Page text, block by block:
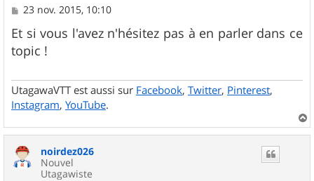
M
s
s
a
23 nov. 2015, 10:10
Et si vous l'avez n'hésitez pas à en parler dans ce
topic !
UtagawaVTT est aussi sur Facebook, Twitter, Pinterest,
Instagram, YouTube.
a
noirdez026
Nouvel
Utagawiste